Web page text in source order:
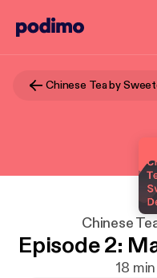
Chinese Tea by
Chinese
Episode 2:
18